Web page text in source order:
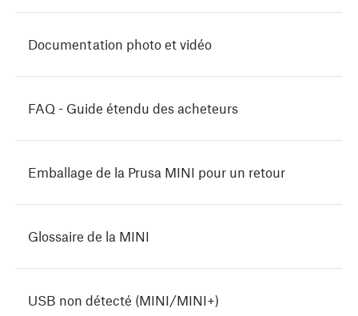
Documentation photo et vidéo
FAQ - Guide étendu des acheteurs
Emballage de la Prusa MINI pour un retour
Glossaire de la MINI
USB non détecté (MINI/MINI+)